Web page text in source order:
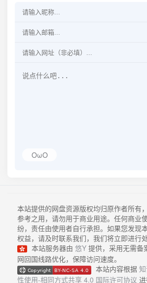
OωO
本站提供的网盘资源版权均归原作者所有
参考之用，请勿用于商业用途。任何商业
纷，责任由使用者自行承担。如果您发现
权益，请及时联系我们，我们将立即进行处
本站服务器由 悠Y 提供，采用无需备
网回国线路优化，保障访问速度。
本站内容根据
性使用-相同方式共享 4.0 国际许可协议 进